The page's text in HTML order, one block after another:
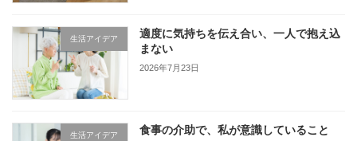
生活アイデア
適度に気持ちを伝え合い、一人で抱え込
まない
2026年7月23日
生活アイデア 食事の介助で、私が意識していること